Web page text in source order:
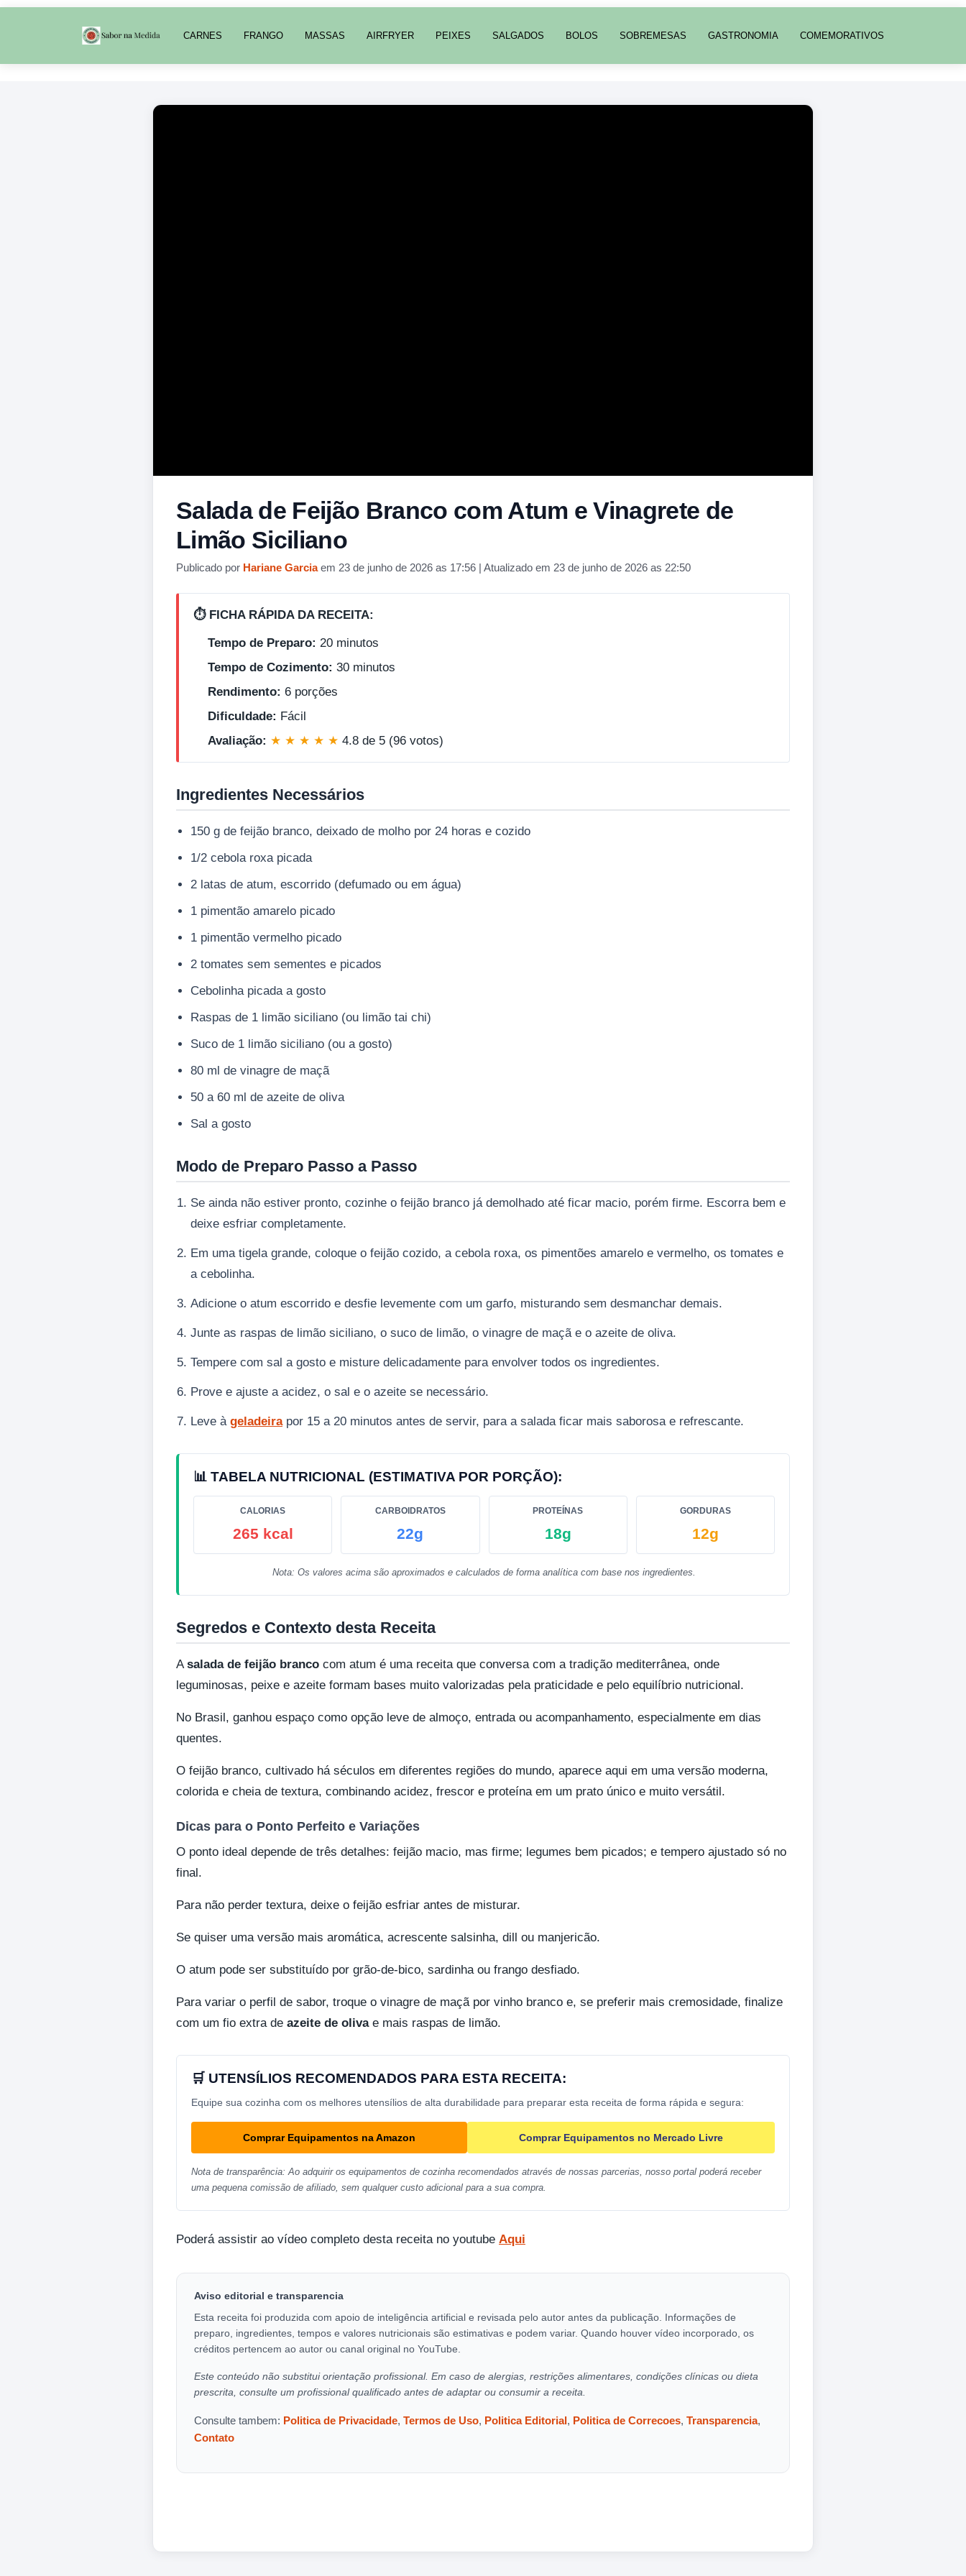
CARNES FRANGO MASSAS AIRFRYER PEIXES SALGADOS BOLOS SOBREMESAS GASTRONOMIA COMEMORATIVOS
Salada de Feijão Branco com Atum e Vinagrete de
Limão Siciliano
Publicado por Hariane Garciaem 23 de junho de 2026 as 17:56 | Atualizado em 23 de junho de 2026 as 22:50
⏱️ FICHA RÁPIDA DA RECEITA:
Tempo de Preparo: 20 minutos
Tempo de Cozimento: 30 minutos
Rendimento: 6 porções
Dificuldade: Fácil
Avaliação: ★ ★ ★ ★ ★ 4.8 de 5 (96 votos)
Ingredientes Necessários
150 g de feijão branco, deixado de molho por 24 horas e cozido
1/2 cebola roxa picada
2 latas de atum, escorrido (defumado ou em água)
1 pimentão amarelo picado
1 pimentão vermelho picado
2 tomates sem sementes e picados
Cebolinha picada a gosto
Raspas de 1 limão siciliano (ou limão tai chi)
Suco de 1 limão siciliano (ou a gosto)
80 ml de vinagre de maçã
50 a 60 ml de azeite de oliva
Sal a gosto
Modo de Preparo Passo a Passo
Se ainda não estiver pronto, cozinhe o feijão branco já demolhado até ficar macio, porém firme. Escorra bem e
deixe esfriar completamente.
Em uma tigela grande, coloque o feijão cozido, a cebola roxa, os pimentões amarelo e vermelho, os tomates e
a cebolinha.
Adicione o atum escorrido e desfie levemente com um garfo, misturando sem desmanchar demais.
Junte as raspas de limão siciliano, o suco de limão, o vinagre de maçã e o azeite de oliva.
Tempere com sal a gosto e misture delicadamente para envolver todos os ingredientes.
Prove e ajuste a acidez, o sal e o azeite se necessário.
Leve à geladeirapor 15 a 20 minutos antes de servir, para a salada ficar mais saborosa e refrescante.
📊 TABELA NUTRICIONAL (ESTIMATIVA POR PORÇÃO):
CALORIAS
265 kcal
CARBOIDRATOS
22g
PROTEÍNAS
18g
GORDURAS
12g
Nota: Os valores acima são aproximados e calculados de forma analítica com base nos ingredientes.
Segredos e Contexto desta Receita
Asalada de feijão branco com atum é uma receita que conversa com a tradição mediterrânea, onde
leguminosas, peixe e azeite formam bases muito valorizadas pela praticidade e pelo equilíbrio nutricional.
No Brasil, ganhou espaço como opção leve de almoço, entrada ou acompanhamento, especialmente em dias
quentes.
O feijão branco, cultivado há séculos em diferentes regiões do mundo, aparece aqui em uma versão moderna,
colorida e cheia de textura, combinando acidez, frescor e proteína em um prato único e muito versátil.
Dicas para o Ponto Perfeito e Variações
O ponto ideal depende de três detalhes: feijão macio, mas firme; legumes bem picados; e tempero ajustado só no
final.
Para não perder textura, deixe o feijão esfriar antes de misturar.
Se quiser uma versão mais aromática, acrescente salsinha, dill ou manjericão.
O atum pode ser substituído por grão-de-bico, sardinha ou frango desfiado.
Para variar o perfil de sabor, troque o vinagre de maçã por vinho branco e, se preferir mais cremosidade, finalize
com um fio extra de azeite de olivae mais raspas de limão.
🛒 UTENSÍLIOS RECOMENDADOS PARA ESTA RECEITA:
Equipe sua cozinha com os melhores utensílios de alta durabilidade para preparar esta receita de forma rápida e segura:
Comprar Equipamentos na Amazon Comprar Equipamentos no Mercado Livre
Nota de transparência: Ao adquirir os equipamentos de cozinha recomendados através de nossas parcerias, nosso portal poderá receber
uma pequena comissão de afiliado, sem qualquer custo adicional para a sua compra.
Poderá assistir ao vídeo completo desta receita no youtube Aqui
Aviso editorial e transparencia
Esta receita foi produzida com apoio de inteligência artificial e revisada pelo autor antes da publicação. Informações de
preparo, ingredientes, tempos e valores nutricionais são estimativas e podem variar. Quando houver vídeo incorporado, os
créditos pertencem ao autor ou canal original no YouTube.
Este conteúdo não substitui orientação profissional. Em caso de alergias, restrições alimentares, condições clínicas ou dieta
prescrita, consulte um profissional qualificado antes de adaptar ou consumir a receita.
Consulte tambem: Politica de Privacidade, Termos de Uso, Politica Editorial, Politica de Correcoes, Transparencia,
Contato